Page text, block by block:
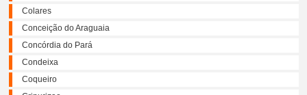
Colares
Conceição do Araguaia
Concórdia do Pará
Condeixa
Coqueiro